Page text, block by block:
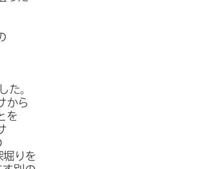
た。​
から​
を​
堀りを​